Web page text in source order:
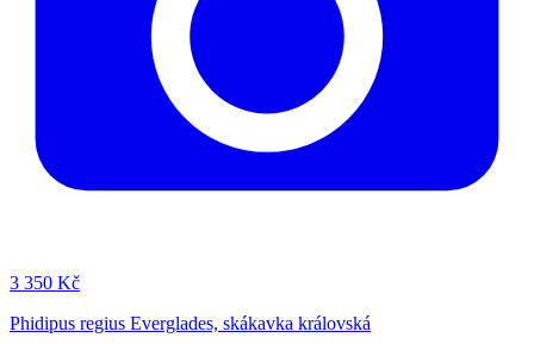
3 350 Kč
Phidipus regius Everglades, skákavka královská